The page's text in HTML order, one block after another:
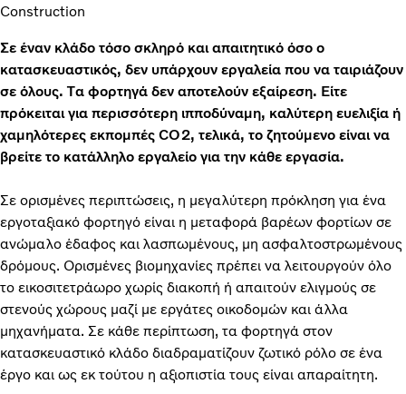
Construction
Σε έναν κλάδο τόσο σκληρό και απαιτητικό όσο ο
κατασκευαστικός, δεν υπάρχουν εργαλεία που να ταιριάζουν
σε όλους. Τα φορτηγά δεν αποτελούν εξαίρεση. Είτε
πρόκειται για περισσότερη ιπποδύναμη, καλύτερη ευελιξία ή
χαμηλότερες εκπομπές CO2, τελικά, το ζητούμενο είναι να
βρείτε το κατάλληλο εργαλείο για την κάθε εργασία.
Σε ορισμένες περιπτώσεις, η μεγαλύτερη πρόκληση για ένα
εργοταξιακό φορτηγό είναι η μεταφορά βαρέων φορτίων σε
ανώμαλο έδαφος και λασπωμένους, μη ασφαλτοστρωμένους
δρόμους. Ορισμένες βιομηχανίες πρέπει να λειτουργούν όλο
το εικοσιτετράωρο χωρίς διακοπή ή απαιτούν ελιγμούς σε
στενούς χώρους μαζί με εργάτες οικοδομών και άλλα
μηχανήματα. Σε κάθε περίπτωση, τα φορτηγά στον
κατασκευαστικό κλάδο διαδραματίζουν ζωτικό ρόλο σε ένα
έργο και ως εκ τούτου η αξιοπιστία τους είναι απαραίτητη.